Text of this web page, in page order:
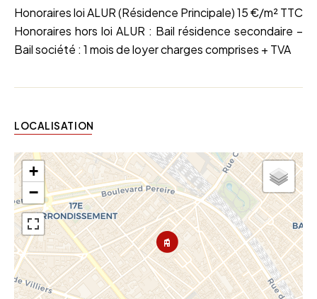
Honoraires loi ALUR (Résidence Principale) 15 €/m² TTC
Honoraires hors loi ALUR : Bail résidence secondaire –
Bail société : 1 mois de loyer charges comprises + TVA
LOCALISATION
+
−